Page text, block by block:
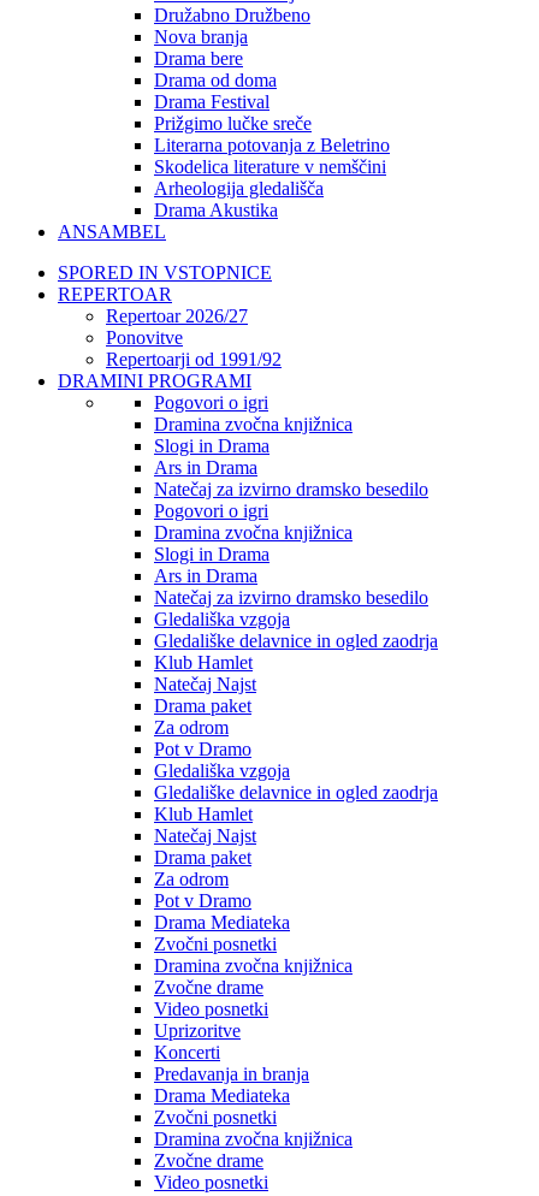
Družabno Družbeno
Nova branja
Drama bere
Drama od doma
Drama Festival
Prižgimo lučke sreče
Literarna potovanja z Beletrino
Skodelica literature v nemščini
Arheologija gledališča
Drama Akustika
ANSAMBEL
SPORED IN VSTOPNICE
REPERTOAR
Repertoar 2026/27
Ponovitve
Repertoarji od 1991/92
DRAMINI PROGRAMI
Pogovori o igri
Dramina zvočna knjižnica
Slogi in Drama
Ars in Drama
Natečaj za izvirno dramsko besedilo
Pogovori o igri
Dramina zvočna knjižnica
Slogi in Drama
Ars in Drama
Natečaj za izvirno dramsko besedilo
Gledališka vzgoja
Gledališke delavnice in ogled zaodrja
Klub Hamlet
Natečaj Najst
Drama paket
Za odrom
Pot v Dramo
Gledališka vzgoja
Gledališke delavnice in ogled zaodrja
Klub Hamlet
Natečaj Najst
Drama paket
Za odrom
Pot v Dramo
Drama Mediateka
Zvočni posnetki
Dramina zvočna knjižnica
Zvočne drame
Video posnetki
Uprizoritve
Koncerti
Predavanja in branja
Drama Mediateka
Zvočni posnetki
Dramina zvočna knjižnica
Zvočne drame
Video posnetki